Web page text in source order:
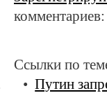
Ссылки по
Путин